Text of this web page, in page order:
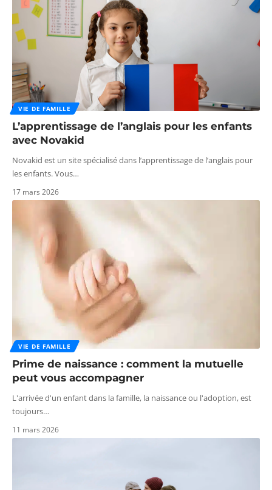
VIE DE FAMILLE
L’apprentissage de l’anglais pour les enfants
avec Novakid
Novakid est un site spécialisé dans l’apprentissage de l’anglais pour
les enfants. Vous…
17 mars 2026
VIE DE FAMILLE
Prime de naissance : comment la mutuelle
peut vous accompagner
L'arrivée d'un enfant dans la famille, la naissance ou l'adoption, est
toujours…
11 mars 2026